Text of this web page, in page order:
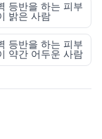
등반을 하는 피부
밝은 사람
등반을 하는 피부
약간 어두운 사람